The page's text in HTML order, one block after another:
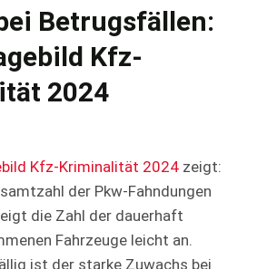
Betrugsfällen:
Kfz-
2024
Kfz-Kriminalität 2024 zeigt:
der Pkw-Fahndungen
die Zahl der dauerhaft
Fahrzeuge leicht an.
ist der starke Zuwachs bei